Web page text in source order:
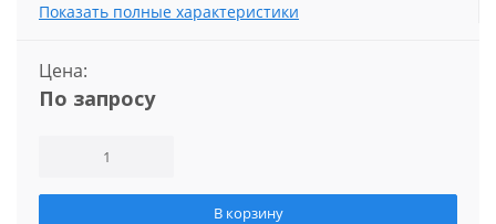
Показать полные характеристики
Цена:
По запросу
В корзину